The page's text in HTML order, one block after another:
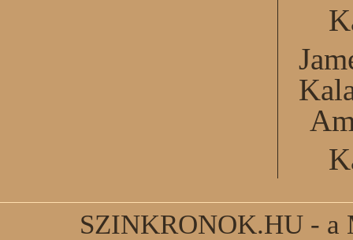
SZINKRONOK.HU - a